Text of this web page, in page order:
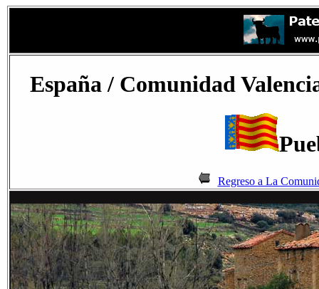
España/ Comunidad
Regreso a La